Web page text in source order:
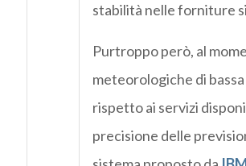
stabilità nelle forniture
Purtroppo però, al
meteorologiche di
rispetto ai servizi
precisione delle